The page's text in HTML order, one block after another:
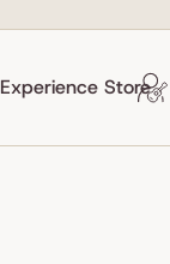
Experience Store